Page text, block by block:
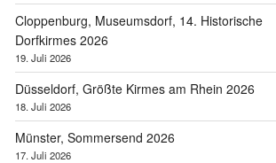
Cloppenburg, Museumsdorf, 14. Historische
Dorfkirmes 2026
19. Juli 2026
Düsseldorf, Größte Kirmes am Rhein 2026
18. Juli 2026
Münster, Sommersend 2026
17. Juli 2026